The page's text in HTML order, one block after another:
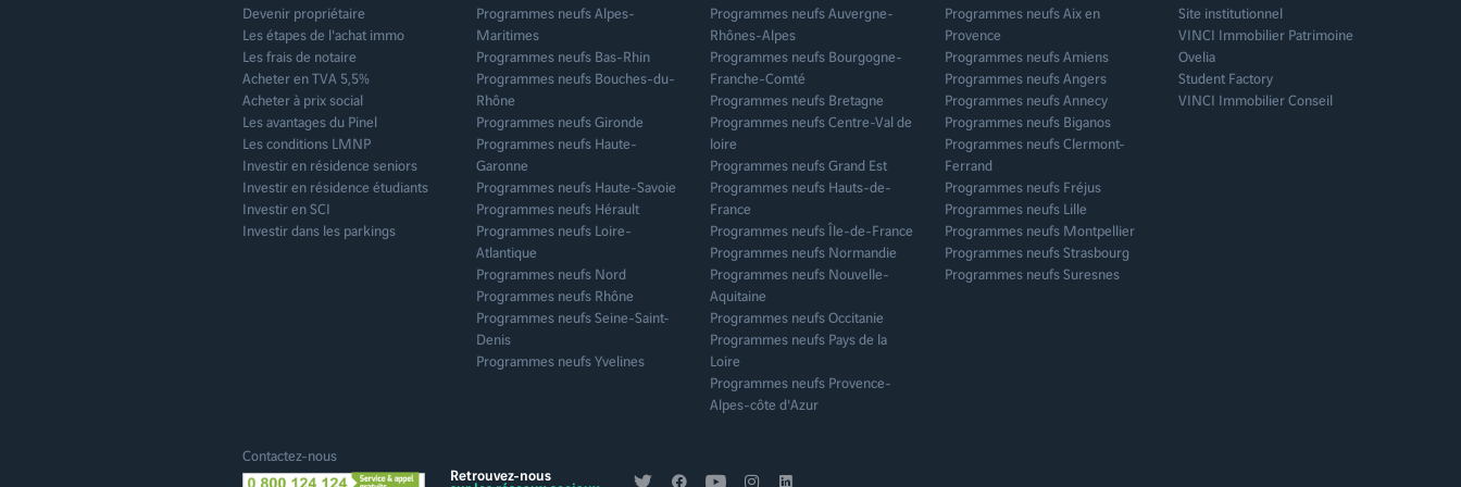
Saint-Germain-la-Blanche-Herbe
Saint-Priest
Suresnes
Toulon
Toulouse
Devenir propriétaire
Les étapes de l'achat immo
Les frais de notaire
Acheter en TVA 5,5%
Acheter à prix social
Les avantages du Pinel
Les conditions LMNP
Investir en résidence seniors
Investir en résidence étudiants
Investir en SCI
Investir dans les parkings
Programmes neufs Alpes-
Maritimes
Programmes neufs Bas-Rhin
Programmes neufs Bouches-du-
Rhône
Programmes neufs Gironde
Programmes neufs Haute-
Garonne
Programmes neufs Haute-Savoie
Programmes neufs Hérault
Programmes neufs Loire-
Atlantique
Programmes neufs Nord
Programmes neufs Rhône
Programmes neufs Seine-Saint-
Denis
Programmes neufs Yvelines
Programmes neufs Auvergne-
Rhônes-Alpes
Programmes neufs Bourgogne-
Franche-Comté
Programmes neufs Bretagne
Programmes neufs Centre-Val de
loire
Programmes neufs Grand Est
Programmes neufs Hauts-de-
France
Programmes neufs Île-de-France
Programmes neufs Normandie
Programmes neufs Nouvelle-
Aquitaine
Programmes neufs Occitanie
Programmes neufs Pays de la
Loire
Programmes neufs Provence-
Alpes-côte d'Azur
Programmes neufs Aix en
Provence
Programmes neufs Amiens
Programmes neufs Angers
Programmes neufs Annecy
Programmes neufs Biganos
Programmes neufs Clermont-
Ferrand
Programmes neufs Fréjus
Programmes neufs Lille
Programmes neufs Montpellier
Programmes neufs Strasbourg
Programmes neufs Suresnes
Site institutionnel
VINCI Immobilier Patrimoine
Ovelia
Student Factory
VINCI Immobilier Conseil
Contactez-nous
Retrouvez-nous